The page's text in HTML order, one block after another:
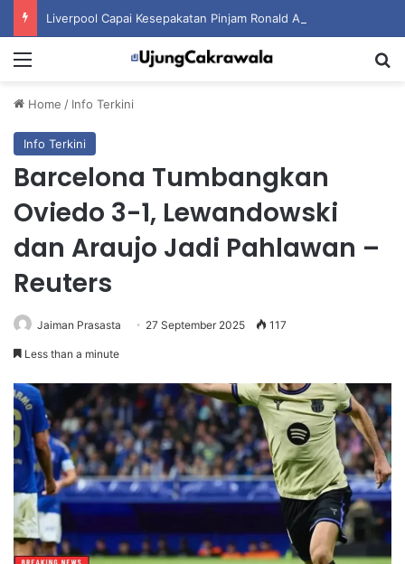
Home / Info Terkini
Info Terkini
Barcelona Tumbangkan
Oviedo 3-1, Lewandowski
dan Araujo Jadi Pahlawan –
Reuters
Jaiman Prasasta 27 September 2025 117
Less than a minute